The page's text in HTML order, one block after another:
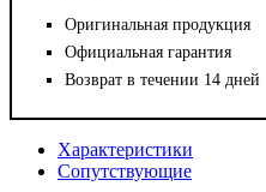
Оригинальная продукция
Официальная гарантия
Возврат в течении 14 дней
Характеристики
Сопутствующие